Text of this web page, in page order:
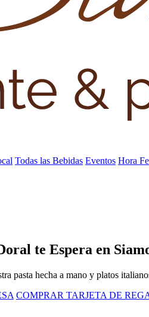
Todas las Bebidas Eventos Hora
te Espera en
pasta hecha a mano y platos
COMPRAR TARJETA DE